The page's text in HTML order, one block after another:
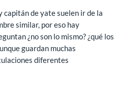
de yate suelen ir de la
similar, por eso hay
¿no son lo mismo? ¿qué los
guardan muchas
diferentes